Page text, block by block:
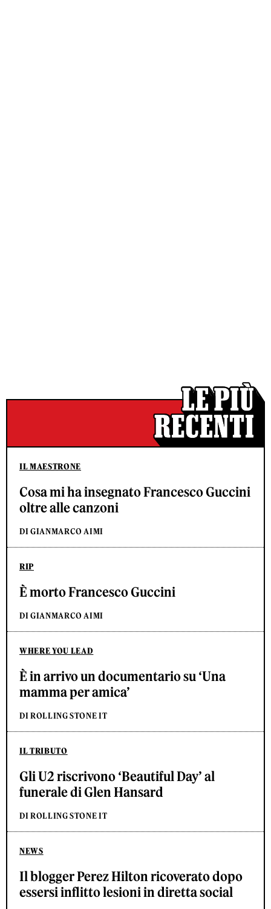
IL MAESTRONE
Cosa mi ha insegnato Francesco Guccini
oltre alle canzoni
DI GIANMARCO AIMI
RIP
È morto Francesco Guccini
DI GIANMARCO AIMI
WHERE YOU LEAD
È in arrivo un documentario su ‘Una
mamma per amica’
DI ROLLING STONE IT
IL TRIBUTO
Gli U2 riscrivono ‘Beautiful Day’ al
funerale di Glen Hansard
DI ROLLING STONE IT
NEWS
Il blogger Perez Hilton ricoverato dopo
essersi inflitto lesioni in diretta social